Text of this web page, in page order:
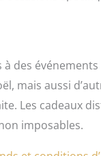
des
mais aussi
Les cadeaux
imposables.